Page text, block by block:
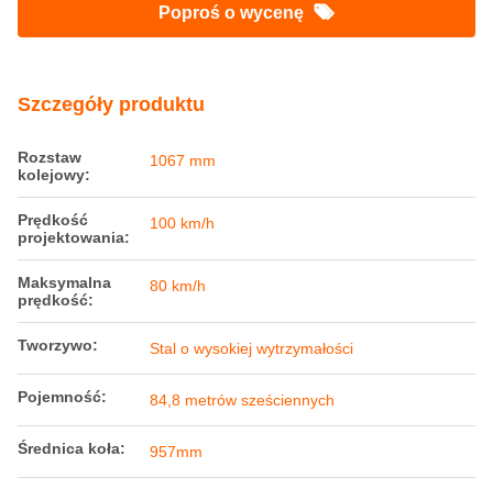
Poproś o wycenę
Szczegóły produktu
Rozstaw
kolejowy:
1067 mm
Prędkość
projektowania:
100 km/h
Maksymalna
prędkość:
80 km/h
Tworzywo: Stal o wysokiej wytrzymałości
Pojemność: 84,8 metrów sześciennych
Średnica koła: 957mm